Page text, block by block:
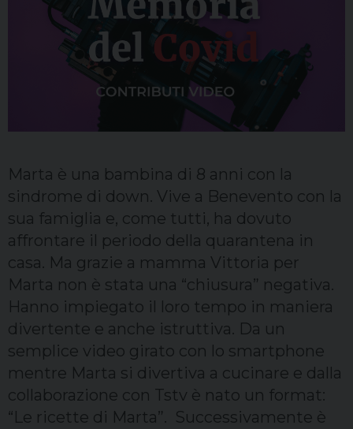
Sacerdoti
Marta è una bambina di 8 anni con la
sindrome di down. Vive a Benevento con la
sua famiglia e, come tutti, ha dovuto
affrontare il periodo della quarantena in
casa. Ma grazie a mamma Vittoria per
Marta non è stata una “chiusura” negativa.
Hanno impiegato il loro tempo in maniera
divertente e anche istruttiva. Da un
semplice video girato con lo smartphone
mentre Marta si divertiva a cucinare e dalla
collaborazione con Tstv è nato un format:
“Le ricette di Marta”. Successivamente è